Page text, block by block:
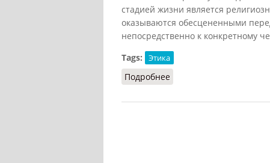
стадией жизни является
оказываются обесцененными
непосредственно к конкретному
Tags:
Этика
Подробнее